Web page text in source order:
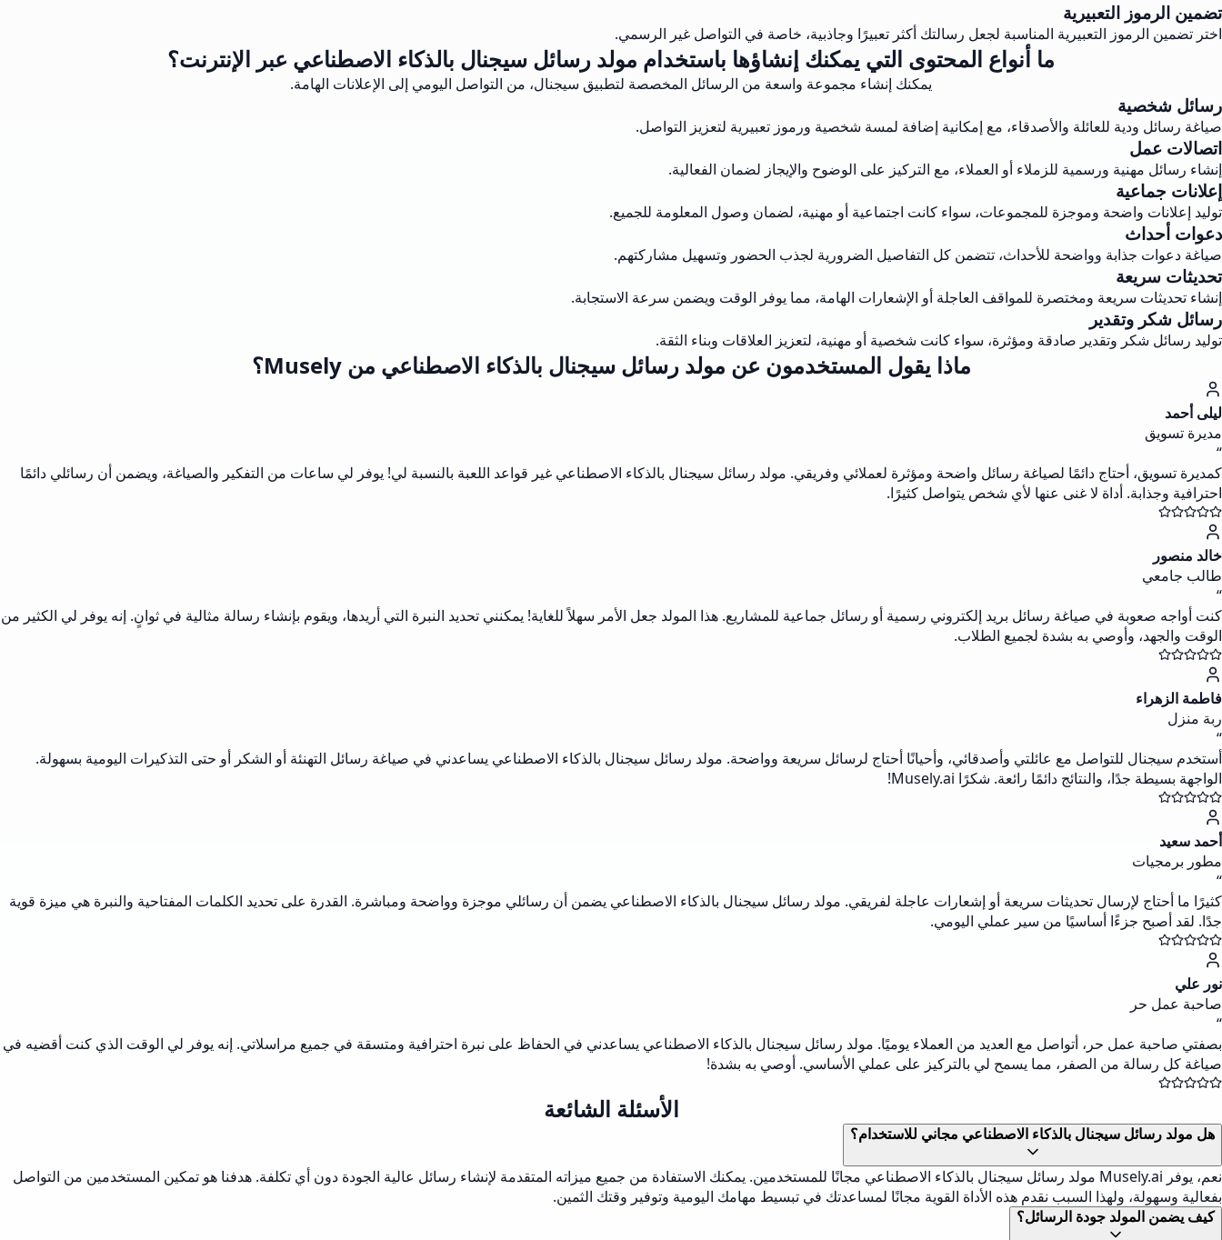
تضمين الرموز التعبيرية
اختر تضمين الرموز التعبيرية المناسبة لجعل رسالتك أكثر تعبيرًا وجاذبية، خاصة في التواصل غير الرسمي.
ما أنواع المحتوى التي يمكنك إنشاؤها باستخدام مولد رسائل سيجنال بالذكاء الاصطناعي عبر الإنترنت؟
يمكنك إنشاء مجموعة واسعة من الرسائل المخصصة لتطبيق سيجنال، من التواصل اليومي إلى الإعلانات الهامة.
رسائل شخصية
صياغة رسائل ودية للعائلة والأصدقاء، مع إمكانية إضافة لمسة شخصية ورموز تعبيرية لتعزيز التواصل.
اتصالات عمل
إنشاء رسائل مهنية ورسمية للزملاء أو العملاء، مع التركيز على الوضوح والإيجاز لضمان الفعالية.
إعلانات جماعية
توليد إعلانات واضحة وموجزة للمجموعات، سواء كانت اجتماعية أو مهنية، لضمان وصول المعلومة للجميع.
دعوات أحداث
صياغة دعوات جذابة وواضحة للأحداث، تتضمن كل التفاصيل الضرورية لجذب الحضور وتسهيل مشاركتهم.
تحديثات سريعة
إنشاء تحديثات سريعة ومختصرة للمواقف العاجلة أو الإشعارات الهامة، مما يوفر الوقت ويضمن سرعة الاستجابة.
رسائل شكر وتقدير
توليد رسائل شكر وتقدير صادقة ومؤثرة، سواء كانت شخصية أو مهنية، لتعزيز العلاقات وبناء الثقة.
ماذا يقول المستخدمون عن مولد رسائل سيجنال بالذكاء الاصطناعي من Musely؟
ليلى أحمد
مديرة تسويق
“
كمديرة تسويق، أحتاج دائمًا لصياغة رسائل واضحة ومؤثرة لعملائي وفريقي. مولد رسائل سيجنال بالذكاء الاصطناعي غير قواعد اللعبة بالنسبة لي! يوفر لي ساعات من التفكير والصياغة، ويضمن أن رسائلي دائمًا
احترافية وجذابة. أداة لا غنى عنها لأي شخص يتواصل كثيرًا.
خالد منصور
طالب جامعي
“
كنت أواجه صعوبة في صياغة رسائل بريد إلكتروني رسمية أو رسائل جماعية للمشاريع. هذا المولد جعل الأمر سهلاً للغاية! يمكنني تحديد النبرة التي أريدها، ويقوم بإنشاء رسالة مثالية في ثوانٍ. إنه يوفر لي الكثير من
الوقت والجهد، وأوصي به بشدة لجميع الطلاب.
فاطمة الزهراء
ربة منزل
“
أستخدم سيجنال للتواصل مع عائلتي وأصدقائي، وأحيانًا أحتاج لرسائل سريعة وواضحة. مولد رسائل سيجنال بالذكاء الاصطناعي يساعدني في صياغة رسائل التهنئة أو الشكر أو حتى التذكيرات اليومية بسهولة.
الواجهة بسيطة جدًا، والنتائج دائمًا رائعة. شكرًا Musely.ai!
أحمد سعيد
مطور برمجيات
“
كثيرًا ما أحتاج لإرسال تحديثات سريعة أو إشعارات عاجلة لفريقي. مولد رسائل سيجنال بالذكاء الاصطناعي يضمن أن رسائلي موجزة وواضحة ومباشرة. القدرة على تحديد الكلمات المفتاحية والنبرة هي ميزة قوية
جدًا. لقد أصبح جزءًا أساسيًا من سير عملي اليومي.
نور علي
صاحبة عمل حر
“
بصفتي صاحبة عمل حر، أتواصل مع العديد من العملاء يوميًا. مولد رسائل سيجنال بالذكاء الاصطناعي يساعدني في الحفاظ على نبرة احترافية ومتسقة في جميع مراسلاتي. إنه يوفر لي الوقت الذي كنت أقضيه في
صياغة كل رسالة من الصفر، مما يسمح لي بالتركيز على عملي الأساسي. أوصي به بشدة!
الأسئلة الشائعة
هل مولد رسائل سيجنال بالذكاء الاصطناعي مجاني للاستخدام؟
نعم، يوفر Musely.ai مولد رسائل سيجنال بالذكاء الاصطناعي مجانًا للمستخدمين. يمكنك الاستفادة من جميع ميزاته المتقدمة لإنشاء رسائل عالية الجودة دون أي تكلفة. هدفنا هو تمكين المستخدمين من التواصل
بفعالية وسهولة، ولهذا السبب نقدم هذه الأداة القوية مجانًا لمساعدتك في تبسيط مهامك اليومية وتوفير وقتك الثمين.
كيف يضمن المولد جودة الرسائل؟